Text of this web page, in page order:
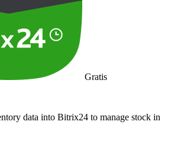
Gratis
data into Bitrix24 to manage stock in